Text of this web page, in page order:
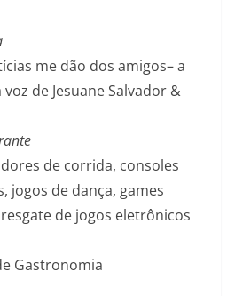
me dão dos amigos– a
de Jesuane Salvador &
de corrida, consoles
jogos de dança, games
de jogos eletrônicos
Gastronomia